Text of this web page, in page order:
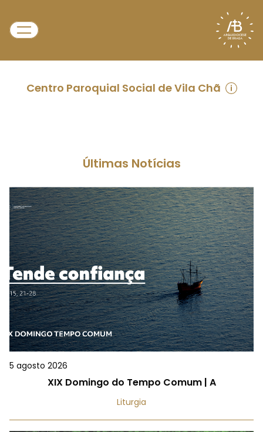
Centro Paroquial Social de Vila Chã
Últimas Notícias
5 agosto 2026
XIX Domingo do Tempo Comum | A
Liturgia